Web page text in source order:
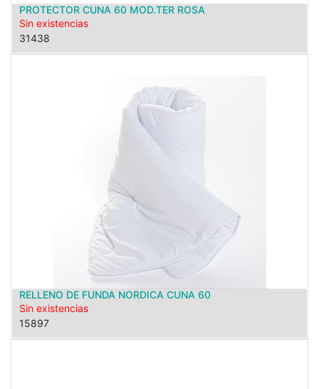
PROTECTOR CUNA 60 MOD.TER ROSA
Sin existencias
31438
RELLENO DE FUNDA NORDICA CUNA 60
Sin existencias
15897